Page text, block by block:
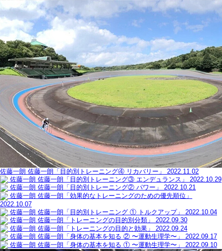
佐藤一朗 佐藤一朗「目的別トレーニング④ リカバリー」
2022.11.02
佐藤一朗 佐藤一朗「目的別トレーニング③ エンデュランス」
2022.10.29
佐藤一朗 佐藤一朗「目的別トレーニング② パワー」
2022.10.21
佐藤一朗 佐藤一朗「効果的なトレーニングのための優先順位」
2022.10.07
佐藤一朗 佐藤一朗「目的別トレーニング ① トルクアップ」
2022.10.04
佐藤一朗 佐藤一朗「トレーニングの目的別分類」
2022.09.30
佐藤一朗 佐藤一朗「トレーニングの目的と効果」
2022.09.24
佐藤一朗 佐藤一朗「身体の基本を知る ② 〜運動生理学〜」
2022.09.17
佐藤一朗 佐藤一朗「身体の基本を知る ① 〜運動生理学〜」 2022.09.10